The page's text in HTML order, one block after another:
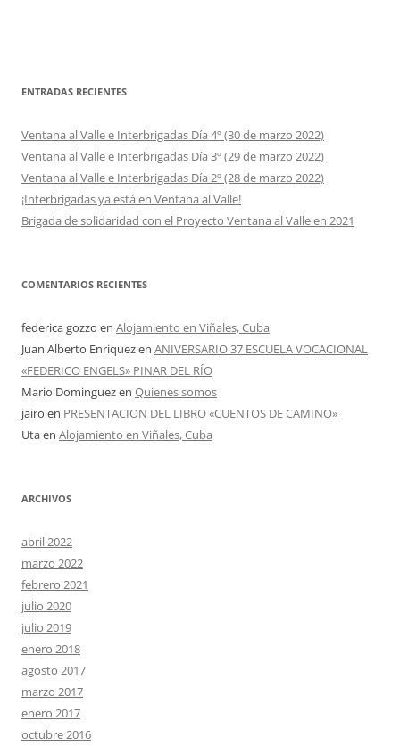
ENTRADAS RECIENTES
Ventana al Valle e Interbrigadas Día 4º (30 de marzo 2022)
Ventana al Valle e Interbrigadas Día 3º (29 de marzo 2022)
Ventana al Valle e Interbrigadas Día 2º (28 de marzo 2022)
¡Interbrigadas ya está en Ventana al Valle!
Brigada de solidaridad con el Proyecto Ventana al Valle en 2021
COMENTARIOS RECIENTES
federica gozzo en Alojamiento en Viñales, Cuba
Juan Alberto Enriquezen ANIVERSARIO 37 ESCUELA VOCACIONAL
«FEDERICO ENGELS» PINAR DEL RÍO
Mario Dominguezen Quienes somos
jairo en PRESENTACION DEL LIBRO «CUENTOS DE CAMINO»
Utaen Alojamiento en Viñales, Cuba
ARCHIVOS
abril 2022
marzo 2022
febrero 2021
julio 2020
julio 2019
enero 2018
agosto 2017
marzo 2017
enero 2017
octubre 2016